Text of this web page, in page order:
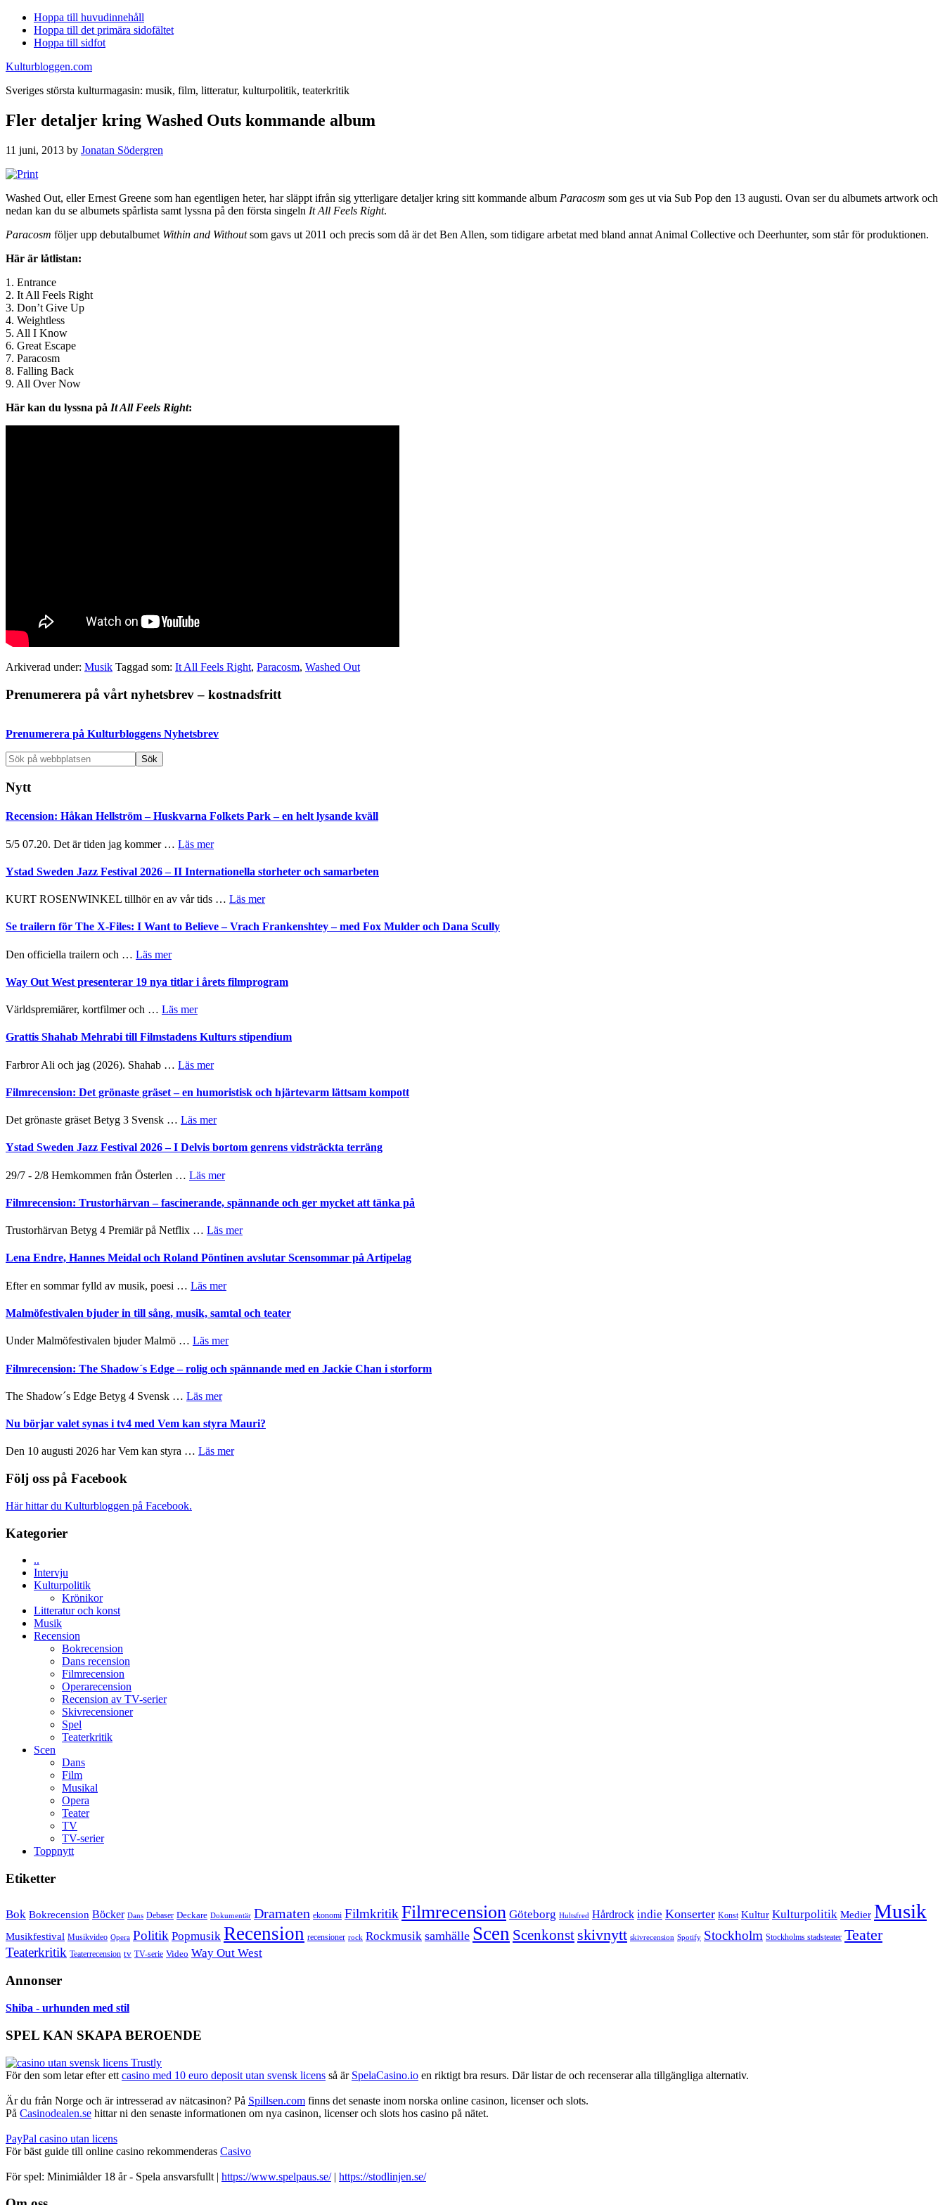
Hoppa till huvudinnehåll
Hoppa till det primära sidofältet
Hoppa till sidfot
Kulturbloggen.com
Sveriges största kulturmagasin: musik, film, litteratur, kulturpolitik, teaterkritik
Fler detaljer kring Washed Outs kommande album
11 juni, 2013 by Jonatan Södergren
Washed Out, eller Ernest Greene som han egentligen heter, har släppt ifrån sig ytterligare detaljer kring sitt kommande album Paracosm som ges ut via Sub Pop den 13 augusti. Ovan ser du albumets artwork och
nedan kan du se albumets spårlista samt lyssna på den första singeln It All Feels Right.
Paracosm följer upp debutalbumet Within and Withoutsom gavs ut 2011 och precis som då är det Ben Allen, som tidigare arbetat med bland annat Animal Collective och Deerhunter, som står för produktionen.
Här är låtlistan:
1. Entrance
2. It All Feels Right
3. Don’t Give Up
4. Weightless
5. All I Know
6. Great Escape
7. Paracosm
8. Falling Back
9. All Over Now
Här kan du lyssna på It All Feels Right:
Arkiverad under: Musik Taggad som: It All Feels Right, Paracosm, Washed Out
Primärt
Prenumerera på vårt nyhetsbrev – kostnadsfritt
Prenumerera på Kulturbloggens Nyhetsbrev
Sök
på
webbplatsen
Nytt
Recension: Håkan Hellström – Huskvarna Folkets Park – en helt lysande kväll
5/5 07.20. Det är tiden jag kommer … Läs merom
Håkan
Huskvarna
Park
lysande
Ystad Sweden Jazz Festival 2026 – II Internationella storheter och samarbeten
KURT ROSENWINKEL tillhör en av vår tids … Läs merom
Sweden
II
samarbeten
Se trailern för The X-Files: I Want to Believe – Vrach Frankenshtey – med Fox Mulder och Dana Scully
Den officiella trailern och … Läs merom
trailern
The
X-
I
to
–
Frankenshtey
med
Fox
Mulder
och
Scully
Way Out West presenterar 19 nya titlar i årets filmprogram
Världspremiärer, kortfilmer och … Läs merom
Out
19
titlar
årets
Grattis Shahab Mehrabi till Filmstadens Kulturs stipendium
Farbror Ali och jag (2026). Shahab … Läs merom
Shahab
Filmstadens
stipendium
Filmrecension: Det grönaste gräset – en humoristisk och hjärtevarm lättsam kompott
Det grönaste gräset Betyg 3 Svensk … Läs merom
Det
grönaste
–
humoristisk
hjärtevarm
kompott
Ystad Sweden Jazz Festival 2026 – I Delvis bortom genrens vidsträckta terräng
29/7 - 2/8 Hemkommen från Österlen … Läs merom
Sweden
Jazz
2026
–
I
bortom
vidsträckta
Filmrecension: Trustorhärvan – fascinerande, spännande och ger mycket att tänka på
Trustorhärvan Betyg 4 Premiär på Netflix … Läs merom
Trustorhärvan
ger
på
Lena Endre, Hannes Meidal och Roland Pöntinen avslutar Scensommar på Artipelag
Efter en sommar fylld av musik, poesi … Läs merom
Endre,
och
Pöntinen
Artipelag
Malmöfestivalen bjuder in till sång, musik, samtal och teater
Under Malmöfestivalen bjuder Malmö … Läs merom
bjuder
in
samtal
teater
Filmrecension: The Shadow´s Edge – rolig och spännande med en Jackie Chan i storform
The Shadow´s Edge Betyg 4 Svensk … Läs merom
The
Edge
Nu börjar valet synas i tv4 med Vem kan styra Mauri?
Den 10 augusti 2026 har Vem kan styra … Läs merom
Följ oss på Facebook
Här hittar du Kulturbloggen på Facebook.
Kategorier
..
Intervju
Kulturpolitik
Krönikor
Litteratur och konst
Musik
Recension
Bokrecension
Dans recension
Filmrecension
Operarecension
Recension av TV-serier
Skivrecensioner
Spel
Teaterkritik
Scen
Dans
Film
Musikal
Opera
Teater
TV
TV-serier
Toppnytt
Etiketter
Bok Bokrecension Böcker Dans Debaser Deckare Dokumentär Dramaten ekonomi Filmkritik Filmrecension Göteborg Hultsfred Hårdrock indie Konserter Konst Kultur Kulturpolitik Medier Musik
Musikfestival Musikvideo Opera Politik Popmusik Recension recensioner rock Rockmusik samhälle Scen Scenkonst skivnytt skivrecension Spotify Stockholm Stockholms stadsteater Teater
Teaterkritik Teaterrecension tv TV-serie Video Way Out West
Annonser
Shiba - urhunden med stil
SPEL KAN SKAPA BEROENDE
För den som letar efter ett casino med 10 euro deposit utan svensk licens så är SpelaCasino.io en riktigt bra resurs. Där listar de och recenserar alla tillgängliga alternativ.
Är du från Norge och är intresserad av nätcasinon? På Spillsen.com finns det senaste inom norska online casinon, licenser och slots.
På Casinodealen.se hittar ni den senaste informationen om nya casinon, licenser och slots hos casino på nätet.
PayPal casino utan licens
För bäst guide till online casino rekommenderas Casivo
För spel: Minimiålder 18 år - Spela ansvarsfullt | https://www.spelpaus.se/| https://stodlinjen.se/